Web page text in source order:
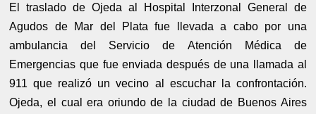
El traslado de Ojeda al Hospital Interzonal General de
Agudos de Mar del Plata fue llevada a cabo por una
ambulancia del Servicio de Atención Médica de
Emergencias que fue enviada después de una llamada al
911 que realizó un vecino al escuchar la confrontación.
Ojeda, el cual era oriundo de la ciudad de Buenos Aires